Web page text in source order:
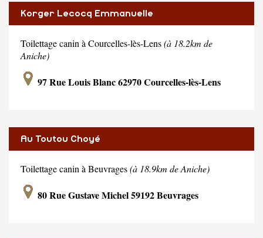
Korger Lecocq Emmanuelle
Toilettage canin à Courcelles-lès-Lens(à 18.2km de
Aniche)
97 Rue Louis Blanc 62970 Courcelles-lès-Lens
Au Toutou Choyé
Toilettage canin à Beuvrages(à 18.9km de Aniche)
80 Rue Gustave Michel 59192 Beuvrages